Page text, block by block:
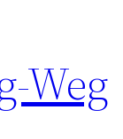
Weg